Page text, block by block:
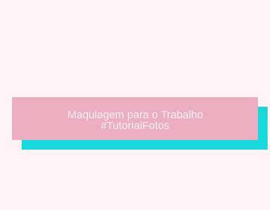
Maquiagem para o Trabalho
#TutorialFotos